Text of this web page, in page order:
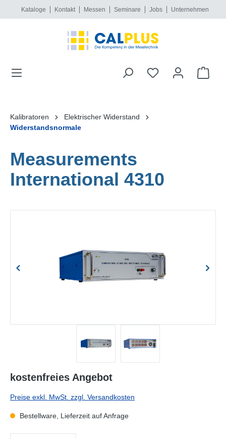
springen
Kataloge Kontakt Messen Seminare Jobs Unternehmen
Kalibratoren
Elektrischer Widerstand
Widerstandsnormale
Measurements
International 4310
kostenfreies Angebot
Preise exkl. MwSt. zzgl. Versandkosten
Bestellware, Lieferzeit auf Anfrage